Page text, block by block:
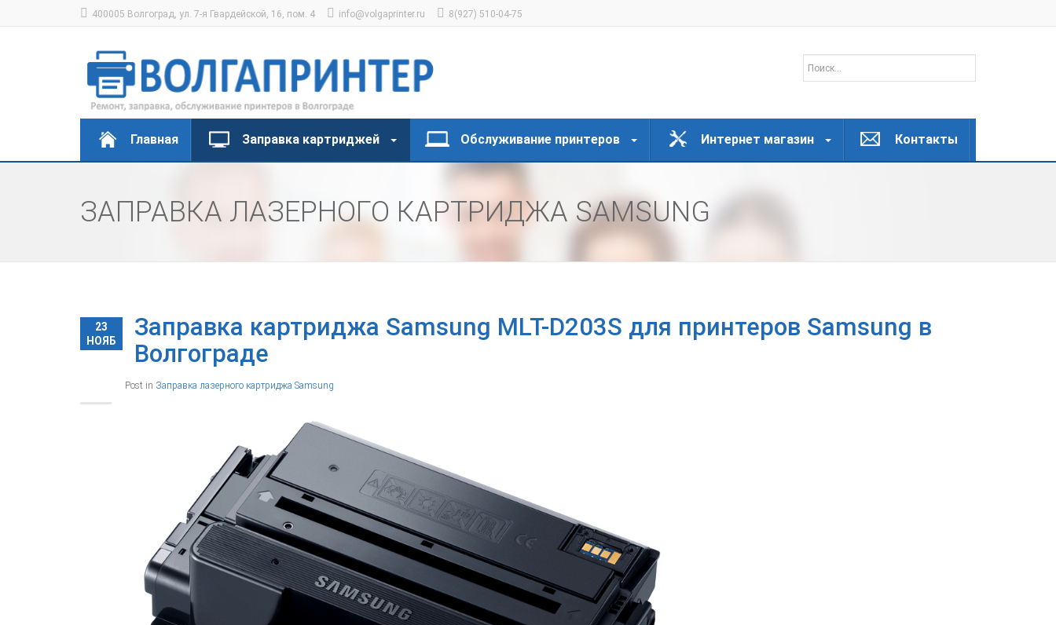
400005 Волгоград, ул. 7-я Гвардейской, 16, пом. 4 info@volgaprinter.ru 8(927) 510-04-75
Главная Заправка картриджей Обслуживание принтеров Интернет магазин Контакты
ЗАПРАВКА ЛАЗЕРНОГО КАРТРИДЖА SAMSUNG
23
НОЯБ
Заправка картриджа Samsung MLT-D203S для принтеров Samsung в
Волгограде
Post in Заправка лазерного картриджа Samsung